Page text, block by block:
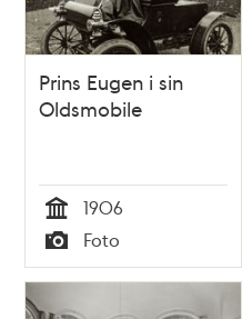
Prins Eugen i sin
Oldsmobile
Tid
1906
Typ
Foto